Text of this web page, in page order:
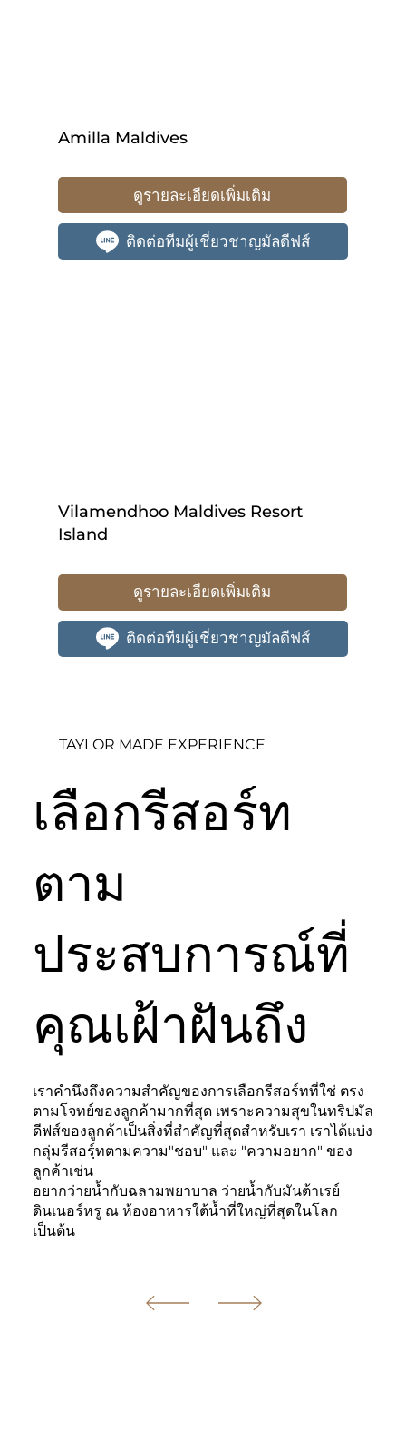
Amilla Maldives
ดูรายละเอียดเพิ่มเติม
ติดต่อทีมผู้เชี่ยวชาญมัลดีฟส์
Vilamendhoo Maldives Resort
Island
ดูรายละเอียดเพิ่มเติม
ติดต่อทีมผู้เชี่ยวชาญมัลดีฟส์
TAYLOR MADE EXPERIENCE
เลือกรีสอร์ท
ตาม
ประสบการณ์ที่
คุณเฝ้าฝันถึง
เราคำนึงถึงความสำคัญของการเลือกรีสอร์ทที่ใช่ ตรง
ตามโจทย์ของลูกค้ามากที่สุด เพราะความสุขในทริปมัล
ดีฟส์ของลูกค้าเป็นสิ่งที่สำคัญที่สุดสำหรับเรา เราได้แบ่ง
กลุ่มรีสอรฺ์ทตามความ"ชอบ" และ "ความอยาก" ของ
ลูกค้าเช่น
อยากว่ายน้ำกับฉลามพยาบาล ว่ายน้ำกับมันต้าเรย์
ดินเนอร์หรู ณ ห้องอาหารใต้น้ำที่ใหญ่ที่สุดในโลก
เป็นต้น